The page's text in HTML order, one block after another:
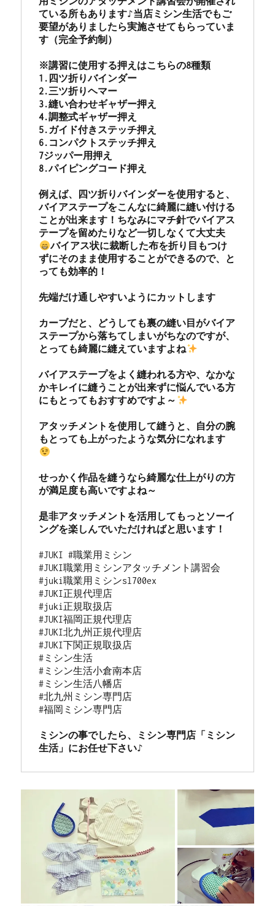
ている所もあります♪当店ミシン生活でもご
要望がありましたら実施させてもらっていま
す（完全予約制）
※講習に使用する押えはこちらの8種類
1.四ツ折りバインダー
2.三ツ折りヘマー
3.縫い合わせギャザー押え
4.調整式ギャザー押え
5.ガイド付きステッチ押え
6.コンパクトステッチ押え
7ジッパー用押え
8.パイピングコード押え
例えば、四ツ折りバインダーを使用すると、
バイアステープをこんなに綺麗に縫い付ける
ことが出来ます！ちなみにマチ針でバイアス
テープを留めたりなど一切しなくて大丈夫
バイアス状に裁断した布を折り目もつけ
ずにそのまま使用することができるので、と
っても効率的！
先端だけ通しやすいようにカットします
カーブだと、どうしても裏の縫い目がバイア
ステープから落ちてしまいがちなのですが、
とっても綺麗に縫えていますよね
バイアステープをよく縫われる方や、なかな
かキレイに縫うことが出来ずに悩んでいる方
にもとってもおすすめですよ～
アタッチメントを使用して縫うと、自分の腕
もとっても上がったような気分になれます
せっかく作品を縫うなら綺麗な仕上がりの方
が満足度も高いですよね～
是非アタッチメントを活用してもっとソーイ
#JUKI #職業用ミシン
#JUKI職業用ミシンアタッチメント講習会
#juki職業用ミシンsl700ex
#JUKI正規代理店
#juki正規取扱店
#JUKI福岡正規代理店
#JUKI北九州正規代理店
#JUKI下関正規取扱店
#ミシン生活
#ミシン生活小倉南本店
#ミシン生活八幡店
#北九州ミシン専門店
#福岡ミシン専門店
ミシンの事でしたら、ミシン専門店「ミシン
生活」にお任せ下さい♪